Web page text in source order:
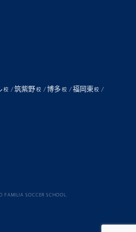
校/筑紫野 校/博多 校/福岡東 校 /
SOCCER SCHOOL.